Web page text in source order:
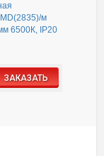
м
6500К, IP20
ЗАКАЗАТЬ